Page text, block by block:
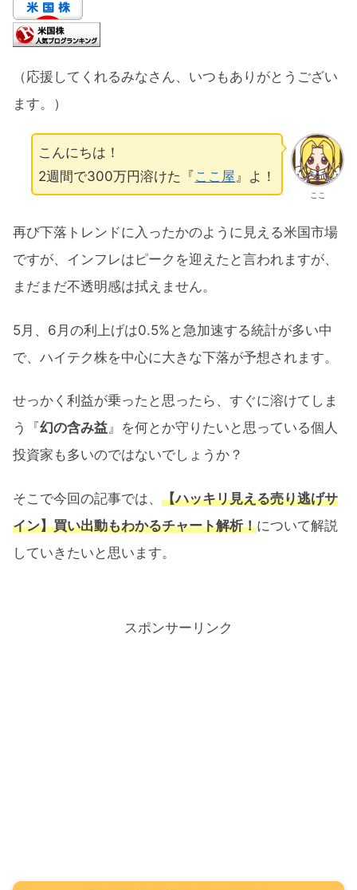
（応援してくれるみなさん、いつもありがとうござい
ます。）
ここ
こんにちは！
2週間で300万円溶けた『 ここ屋』よ！
再び下落トレンドに入ったかのように見える米国市場
ですが、インフレはピークを迎えたと言われますが、
まだまだ不透明感は拭えません。
5月、6月の利上げは0.5%と急加速する統計が多い中
で、ハイテク株を中心に大きな下落が予想されます。
せっかく利益が乗ったと思ったら、すぐに溶けてしま
う『幻の含み益』を何とか守りたいと思っている個人
投資家も多いのではないでしょうか？
そこで今回の記事では、 【ハッキリ見える売り逃げサ
イン】買い出動もわかるチャート解析！について解説
していきたいと思います。
スポンサーリンク